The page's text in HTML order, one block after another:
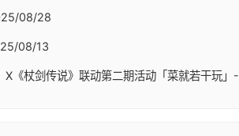
08/28
08/13
X《杖剑传说》联动第二期活动「菜就若干玩